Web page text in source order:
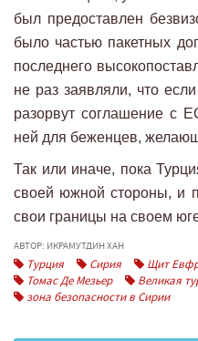
был предоставлен
было частью пакетных
последнего
не раз заявляли, что
разорвут соглашение с
ней для беженцев,
Так или иначе, пока
своей южной стороны, и
свои границы на своем
АВТОР: ИКРАМУТДИН ХАН
Турция Сирия Щит
Томас Де Мезьер
Великая
зона безопасности в Сирии